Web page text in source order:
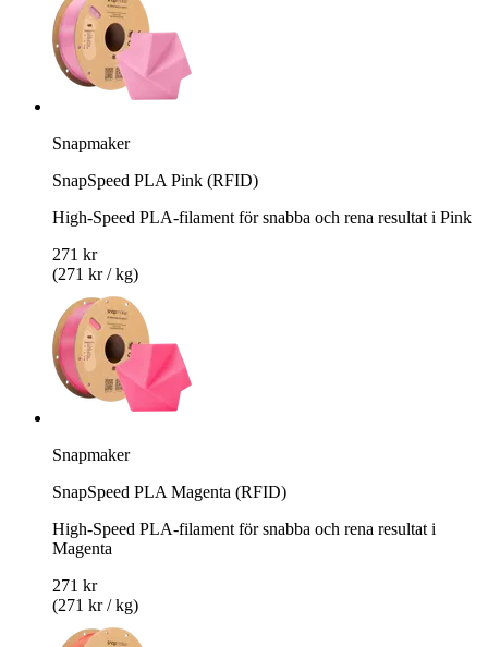
Snapmaker
SnapSpeed PLA Pink (RFID)
High-Speed PLA-filament för snabba och rena resultat i Pink
271 kr
(271 kr / kg)
Snapmaker
SnapSpeed PLA Magenta (RFID)
High-Speed PLA-filament för snabba och rena resultat i
Magenta
271 kr
(271 kr / kg)